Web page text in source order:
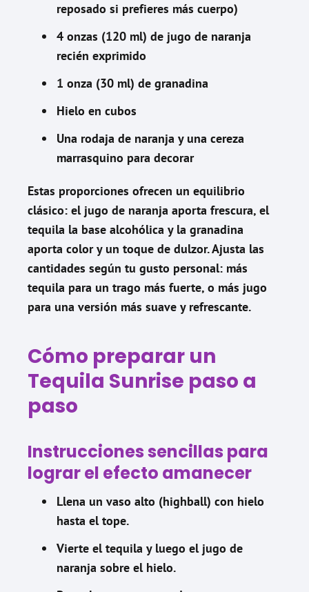
reposado si prefieres más cuerpo)
4 onzas (120 ml) de jugo de naranja
recién exprimido
1 onza (30 ml) de granadina
Hielo en cubos
Una rodaja de naranja y una cereza
marrasquino para decorar
Estas proporciones ofrecen un equilibrio
clásico: el jugo de naranja aporta frescura, el
tequila la base alcohólica y la granadina
aporta color y un toque de dulzor. Ajusta las
cantidades según tu gusto personal: más
tequila para un trago más fuerte, o más jugo
para una versión más suave y refrescante.
Cómo preparar un
Tequila Sunrise paso a
paso
Instrucciones sencillas para
lograr el efecto amanecer
Llena un vaso alto (highball) con hielo
hasta el tope.
Vierte el tequila y luego el jugo de
naranja sobre el hielo.